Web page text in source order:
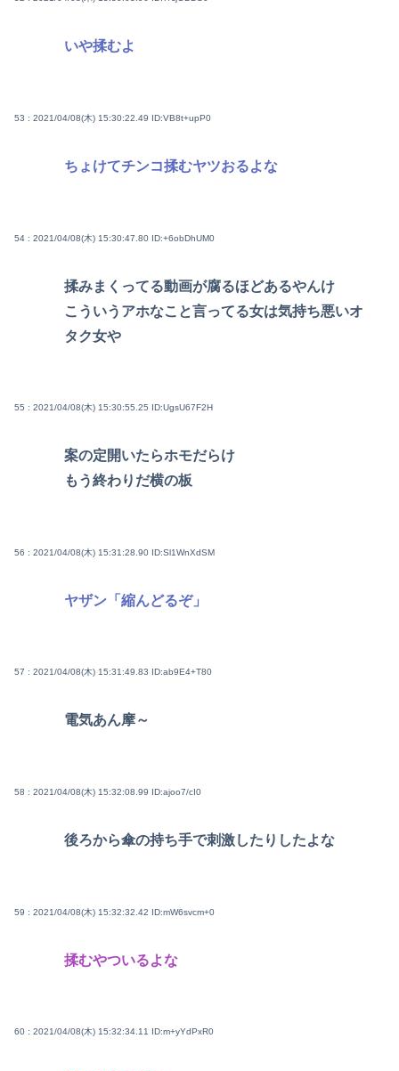
いや揉むよ
53 : 2021/04/08(木) 15:30:22.49 ID:VB8t+upP0
ちょけてチンコ揉むヤツおるよな
54 : 2021/04/08(木) 15:30:47.80 ID:+6obDhUM0
揉みまくってる動画が腐るほどあるやんけ
こういうアホなこと言ってる女は気持ち悪いオ
タク女や
55 : 2021/04/08(木) 15:30:55.25 ID:UgsU67F2H
案の定開いたらホモだらけ
もう終わりだ横の板
56 : 2021/04/08(木) 15:31:28.90 ID:Sl1WnXdSM
ヤザン「縮んどるぞ」
57 : 2021/04/08(木) 15:31:49.83 ID:ab9E4+T80
電気あん摩～
58 : 2021/04/08(木) 15:32:08.99 ID:ajoo7/cI0
後ろから傘の持ち手で刺激したりしたよな
59 : 2021/04/08(木) 15:32:32.42 ID:mW6svcm+0
揉むやついるよな
60 : 2021/04/08(木) 15:32:34.11 ID:m+yYdPxR0